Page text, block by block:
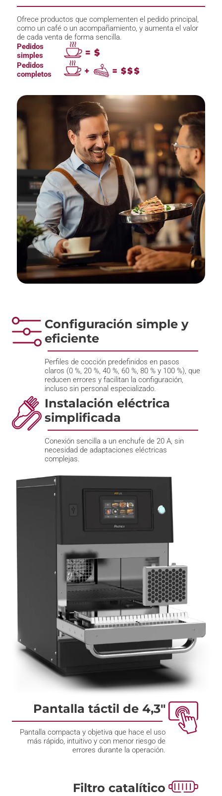
Ofrece productos que complementen el pedido principal,
como un café o un acompañamiento, y aumenta el valor
de cada venta de forma sencilla.
Pedidos
simples
Pedidos
completos
Configuración simple y
eficiente
Perfiles de cocción predefinidos en pasos
claros (0 %, 20 %, 40 %, 60 %, 80 % y 100 %), que
reducen errores y facilitan la configuración,
incluso sin personal especializado.
Instalación eléctrica
simplificada
Conexión sencilla a un enchufe de 20 A, sin
necesidad de adaptaciones eléctricas
complejas.
Pantalla táctil de 4,3"
Pantalla compacta y objetiva que hace el uso
más rápido, intuitivo y con menor riesgo de
errores durante la operación.
Filtro catalítico